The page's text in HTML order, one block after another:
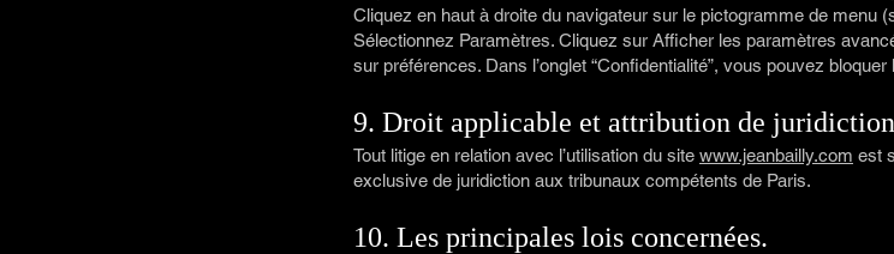
Cliquez en haut à droite du navigateur sur le pictogramme de menu
Sélectionnez Paramètres. Cliquez sur Afficher les paramètres
sur préférences. Dans l’onglet “Confidentialité”, vous pouvez
9. Droit applicable et attribution de
Tout litige en relation avec l’utilisation du site www.jeanbailly.com est
exclusive de juridiction aux tribunaux compétents de Paris.
10. Les principales lois concernées.